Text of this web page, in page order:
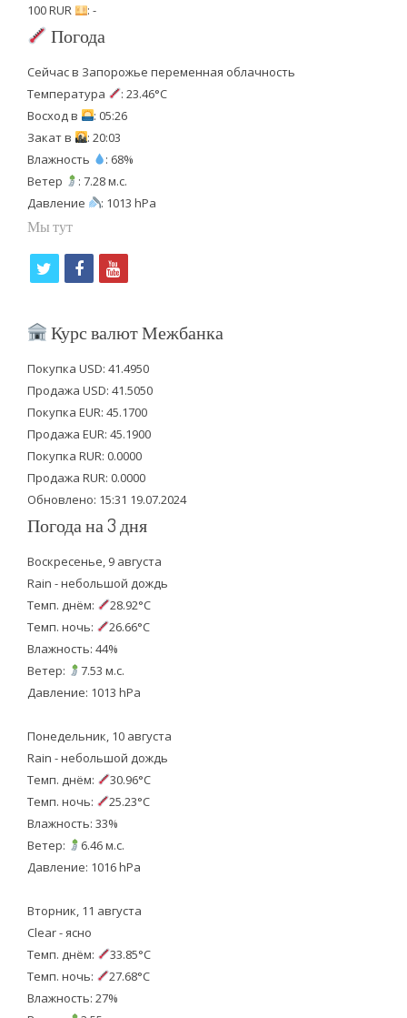
100 RUR
: -
Погода
Сейчас в Запорожье переменная облачность
Температура
: 23.46°C
Восход в
: 05:26
Закат в
: 20:03
Влажность
: 68%
Ветер
: 7.28 м.с.
Давление
: 1013 hPa
Мы тут
i
t
e
r
f
b
o
o
k
y
u
b
e
Курс валют Межбанка
Покупка USD: 41.4950
Продажа USD: 41.5050
Покупка EUR: 45.1700
Продажа EUR: 45.1900
Покупка RUR: 0.0000
Продажа RUR: 0.0000
Обновлено: 15:31 19.07.2024
Погода на 3 дня
Воскресенье, 9 августа
Rain - небольшой дождь
Темп. днём:
28.92°C
Темп. ночь:
26.66°C
Влажность: 44%
Ветер:
7.53 м.с.
Давление: 1013 hPa
Понедельник, 10 августа
Rain - небольшой дождь
Темп. днём:
30.96°C
Темп. ночь:
25.23°C
Влажность: 33%
Ветер:
6.46 м.с.
Давление: 1016 hPa
Вторник, 11 августа
Clear - ясно
Темп. днём:
33.85°C
Темп. ночь:
27.68°C
Влажность: 27%